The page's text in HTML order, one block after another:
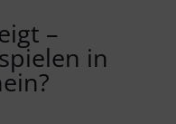
–
in